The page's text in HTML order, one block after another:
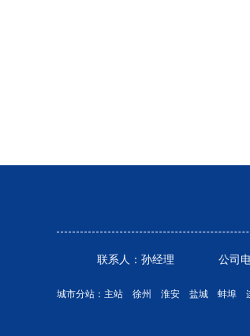
联系人：孙经理 公司电话
城市分站： 主站 徐州 淮安 盐城 蚌埠